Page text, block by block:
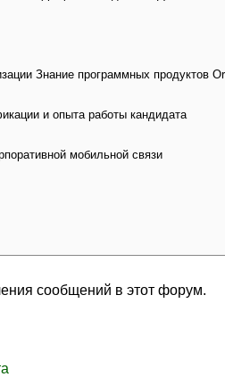
Знание программных продуктов
и опыта работы кандидата
мобильной связи
сообщений в этот форум.